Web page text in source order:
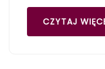
CZYTAJ